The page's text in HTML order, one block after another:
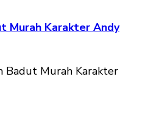
Murah Karakter Andy